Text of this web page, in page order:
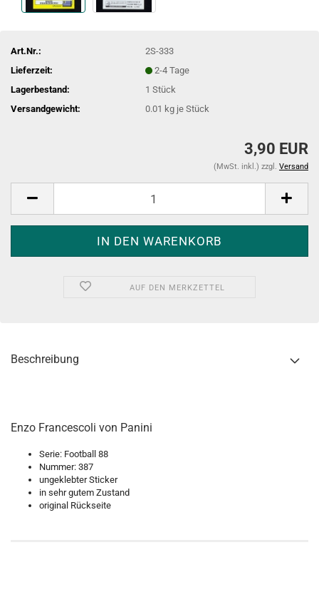
Art.Nr.:
2S-333
Lieferzeit:
2-4 Tage
Lagerbestand:
1Stück
Versandgewicht:
0.01 kg je Stück
3,90 EUR
(MwSt. inkl.) zzgl. Versand
AUF DEN MERKZETTEL
Beschreibung
Enzo Francescoli von Panini
Serie: Football 88
Nummer: 387
ungeklebter Sticker
in sehr gutem Zustand
original Rückseite